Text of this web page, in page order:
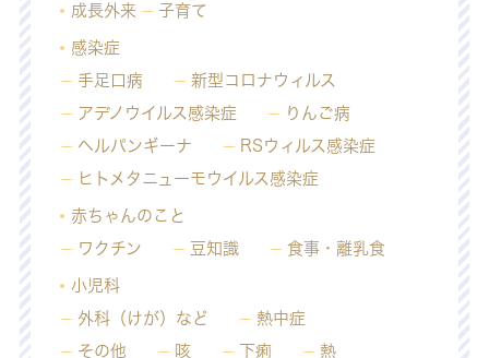
成長外来 子育て
感染症
手足口病
新型コロナウィルス
アデノウイルス感染症
りんご病
ヘルパンギーナ
RSウィルス感染症
ヒトメタニューモウイルス感染症
赤ちゃんのこと
ワクチン
豆知識 食事・離乳食
小児科
外科（けが）など
熱中症
その他
咳 下痢 熱